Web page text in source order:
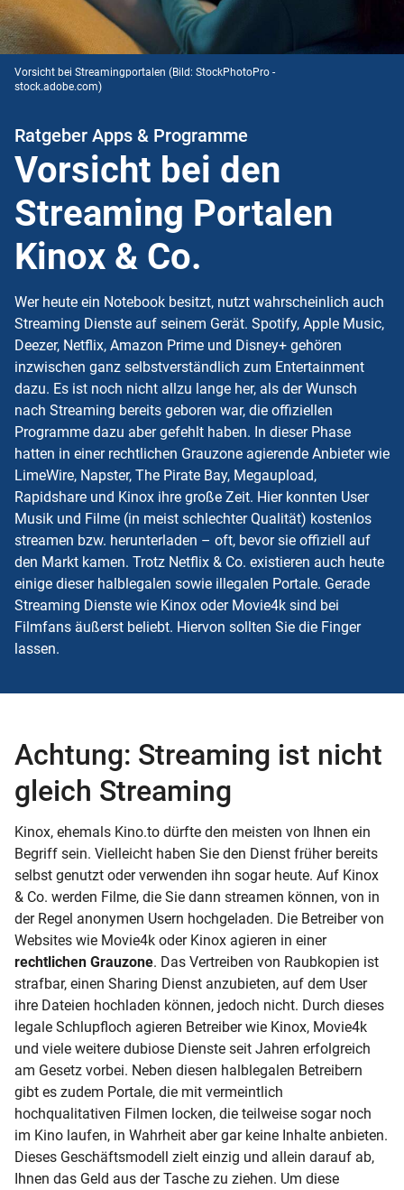
Vorsicht bei Streamingportalen (Bild: StockPhotoPro -
stock.adobe.com)
Ratgeber Apps & Programme
Vorsicht bei den
Streaming Portalen
Kinox & Co.
Wer heute ein Notebook besitzt, nutzt wahrscheinlich auch
Streaming Dienste auf seinem Gerät. Spotify, Apple Music,
Deezer, Netflix, Amazon Prime und Disney+ gehören
inzwischen ganz selbstverständlich zum Entertainment
dazu. Es ist noch nicht allzu lange her, als der Wunsch
nach Streaming bereits geboren war, die offiziellen
Programme dazu aber gefehlt haben. In dieser Phase
hatten in einer rechtlichen Grauzone agierende Anbieter wie
LimeWire, Napster, The Pirate Bay, Megaupload,
Rapidshare und Kinox ihre große Zeit. Hier konnten User
Musik und Filme (in meist schlechter Qualität) kostenlos
streamen bzw. herunterladen – oft, bevor sie offiziell auf
den Markt kamen. Trotz Netflix & Co. existieren auch heute
einige dieser halblegalen sowie illegalen Portale. Gerade
Streaming Dienste wie Kinox oder Movie4k sind bei
Filmfans äußerst beliebt. Hiervon sollten Sie die Finger
lassen.
Achtung: Streaming ist nicht
gleich Streaming
Kinox, ehemals Kino.to dürfte den meisten von Ihnen ein
Begriff sein. Vielleicht haben Sie den Dienst früher bereits
selbst genutzt oder verwenden ihn sogar heute. Auf Kinox
& Co. werden Filme, die Sie dann streamen können, von in
der Regel anonymen Usern hochgeladen. Die Betreiber von
Websites wie Movie4k oder Kinox agieren in einer
rechtlichen Grauzone. Das Vertreiben von Raubkopien ist
strafbar, einen Sharing Dienst anzubieten, auf dem User
ihre Dateien hochladen können, jedoch nicht. Durch dieses
legale Schlupfloch agieren Betreiber wie Kinox, Movie4k
und viele weitere dubiose Dienste seit Jahren erfolgreich
am Gesetz vorbei. Neben diesen halblegalen Betreibern
gibt es zudem Portale, die mit vermeintlich
hochqualitativen Filmen locken, die teilweise sogar noch
im Kino laufen, in Wahrheit aber gar keine Inhalte anbieten.
Dieses Geschäftsmodell zielt einzig und allein darauf ab,
Ihnen das Geld aus der Tasche zu ziehen. Um diese